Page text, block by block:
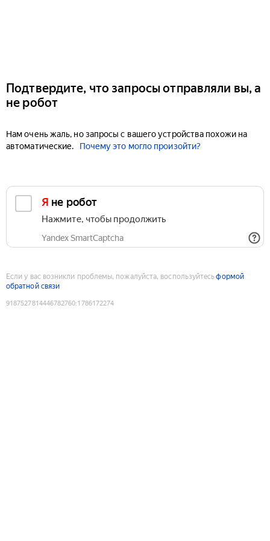
Подтвердите, что запросы отправляли вы, а
не робот
Нам очень жаль, но запросы с вашего устройства похожи на
автоматические.
Почему это могло произойти?
Я не робот
Нажмите, чтобы продолжить
Yandex SmartCaptcha
Если у вас возникли проблемы, пожалуйста, воспользуйтесьформой
обратной связи
9187527814446782760:1786172274